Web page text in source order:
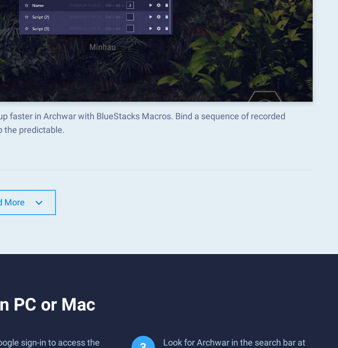
faster in Archwar with BlueStacks Macros. Bind a sequence of recorded
the predictable.
More
PC or Mac
sign-in to access the
Look for Archwar in the search bar at